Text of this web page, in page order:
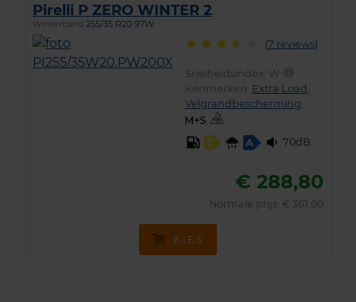
Pirelli P ZERO WINTER 2
Winterband 255/35 R20 97W
(7 reviews)
Snelheidsindex: W
Kenmerken: Extra Load
Velgrandbescherming
,
C
A 70dB
€ 288,80
Normale prijs: € 361,00
KIES